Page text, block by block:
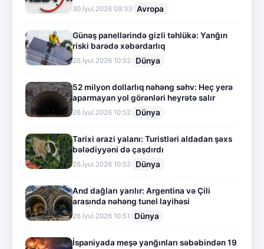
30.İyul.2026 09:33 Avropa
Günəş panellərində gizli təhlükə: Yanğın
riski barədə xəbərdarlıq
26.İyul.2026 10:52 Dünya
52 milyon dollarlıq nəhəng səhv: Heç yerə
aparmayan yol görənləri heyrətə salır
26.İyul.2026 10:52 Dünya
Tarixi ərazi yalanı: Turistləri aldadan şəxs
bələdiyyəni də çaşdırdı
26.İyul.2026 10:52 Dünya
And dağları yarılır: Argentina və Çili
arasında nəhəng tunel layihəsi
26.İyul.2026 10:51 Dünya
İspaniyada meşə yanğınları səbəbindən 19